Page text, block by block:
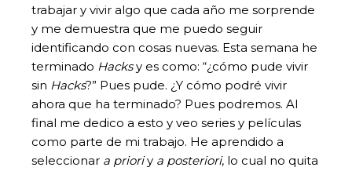
trabajar y vivir algo que cada año me sorprende
y me demuestra que me puedo seguir
identificando con cosas nuevas. Esta semana he
terminado Hacksy es como: “¿cómo pude vivir
sin Hacks?” Pues pude. ¿Y cómo podré vivir
ahora que ha terminado? Pues podremos. Al
final me dedico a esto y veo series y películas
como parte de mi trabajo. He aprendido a
seleccionar a prioriy a posteriori, lo cual no quita